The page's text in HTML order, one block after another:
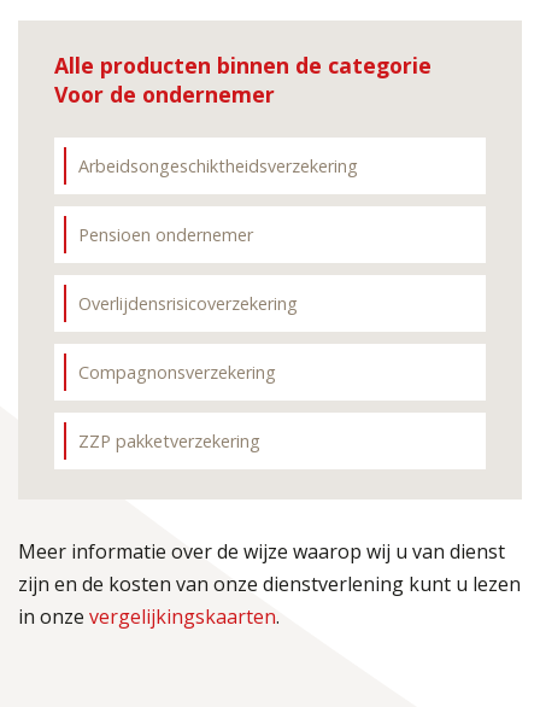
Alle producten binnen de categorie
Voor de ondernemer
Arbeidsongeschiktheidsverzekering
Pensioen ondernemer
Overlijdensrisicoverzekering
Compagnonsverzekering
ZZP pakketverzekering
Meer informatie over de wijze waarop wij u van dienst
zijn en de kosten van onze dienstverlening kunt u lezen
in onze vergelijkingskaarten.